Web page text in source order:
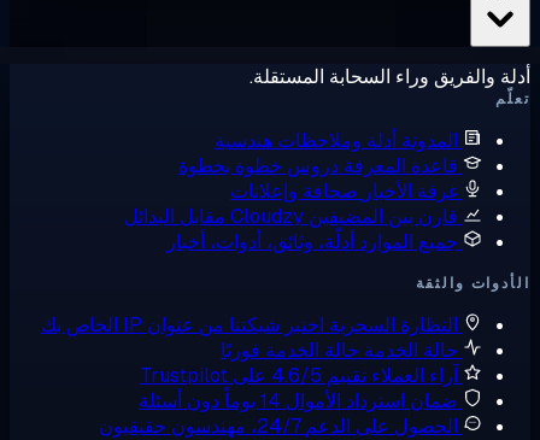
والفريق وراء السحابة المستقلة.
المدونةأدلة وملاحظات هندسية
قاعدة المعرفة دروس خطوة بخطوة
غرفة الأخبارصحافة وإعلانات
قارن بين المضيفينCloudzy مقابل البدائل
جميع الموارد أدلّة، وثائق، أدوات، أخبار
والثقة
النظارة السحريةاختبر شبكتنا من عنوان IP الخاص بك
حالة الخدمةحالة الخدمة فوريًا
آراء العملاءتقييم 4.6/5 على Trustpilot
ضمان استرداد الأموال14 يوماً دون أسئلة
الحصول على الدعم 24/7، مهندسون حقيقيون